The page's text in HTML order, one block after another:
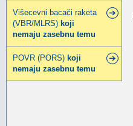
Višecevni bacači raketa
(VBR/MLRS) koji
nemaju zasebnu temu
POVR (PORS) koji
nemaju zasebnu temu
Pridružio:31 Dec 2011
Poruke: 22405